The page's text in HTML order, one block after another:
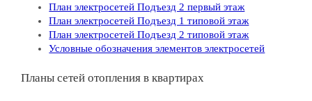
План электросетей Подъезд 2 первый этаж
План электросетей Подъезд 1 типовой этаж
План электросетей Подъезд 2 типовой этаж
Условные обозначения элементов электросетей
Планы сетей отопления в квартирах